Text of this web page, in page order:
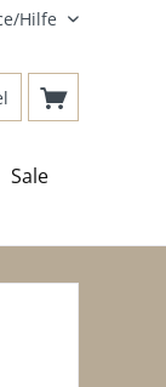
Hilfe
Sale